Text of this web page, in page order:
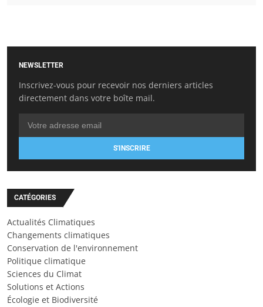
NEWSLETTER
Inscrivez-vous pour recevoir nos derniers articles
directement dans votre boîte mail.
S'INSCRIRE
CATÉGORIES
Actualités Climatiques
Changements climatiques
Conservation de l'environnement
Politique climatique
Sciences du Climat
Solutions et Actions
Écologie et Biodiversité